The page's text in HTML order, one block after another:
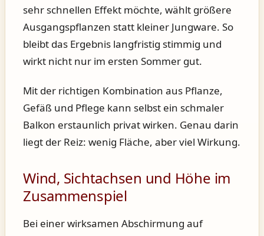
sehr schnellen Effekt möchte, wählt größere
Ausgangspflanzen statt kleiner Jungware. So
bleibt das Ergebnis langfristig stimmig und
wirkt nicht nur im ersten Sommer gut.
Mit der richtigen Kombination aus Pflanze,
Gefäß und Pflege kann selbst ein schmaler
Balkon erstaunlich privat wirken. Genau darin
liegt der Reiz: wenig Fläche, aber viel Wirkung.
Wind, Sichtachsen und Höhe im
Zusammenspiel
Bei einer wirksamen Abschirmung auf